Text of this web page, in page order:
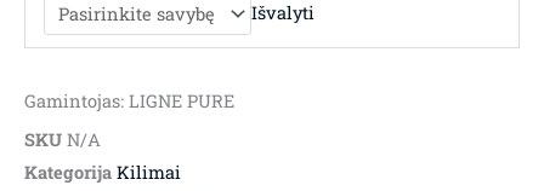
Išvalyti
Gamintojas: LIGNE PURE
SKU N/A
Kategorija Kilimai